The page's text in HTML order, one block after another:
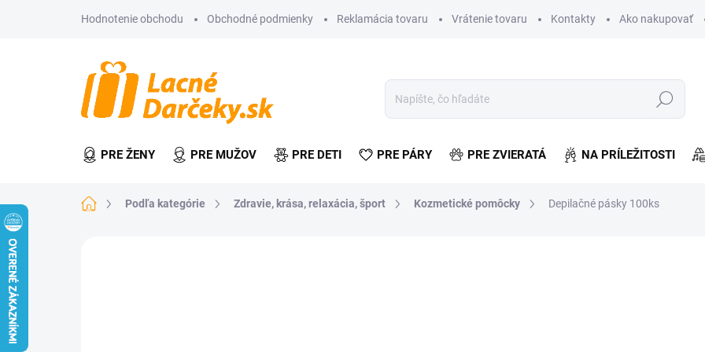
Hodnotenie obchodu Obchodné podmienky Reklamácia tovaru Vrátenie tovaru Kontakty Ako nakupovať
Hľadať
PRE ŽENY PRE MUŽOV PRE DETI PRE PÁRY PRE ZVIERATÁ NA PRÍLEŽITOSTI
DomovPodľa kategórie Zdravie, krása, relaxácia, šport Kozmetické pomôcky Depilačné pásky 100ks